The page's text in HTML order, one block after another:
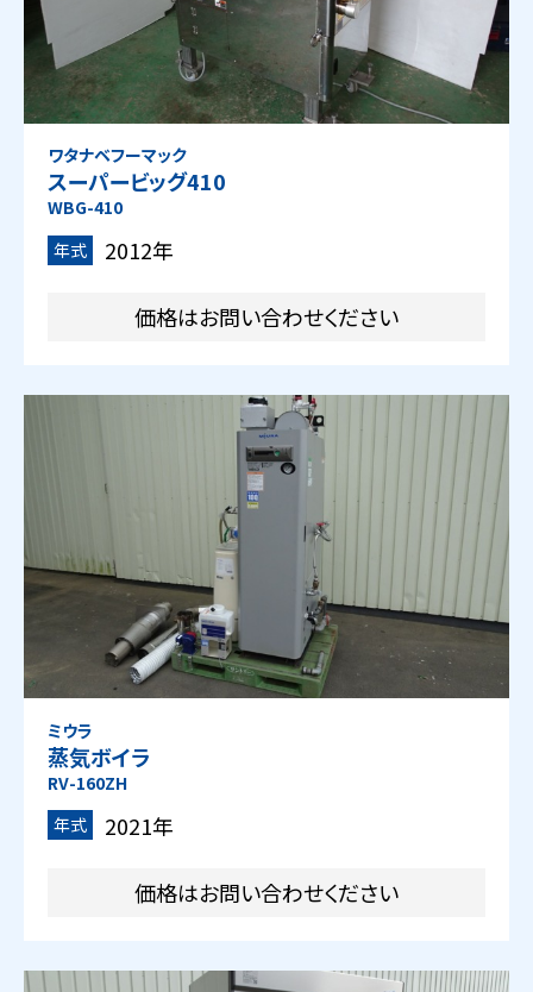
ワタナベフーマック
スーパービッグ410
WBG-410
年式
2012年
価格はお問い合わせください
ミウラ
蒸気ボイラ
RV-160ZH
年式
2021年
価格はお問い合わせください